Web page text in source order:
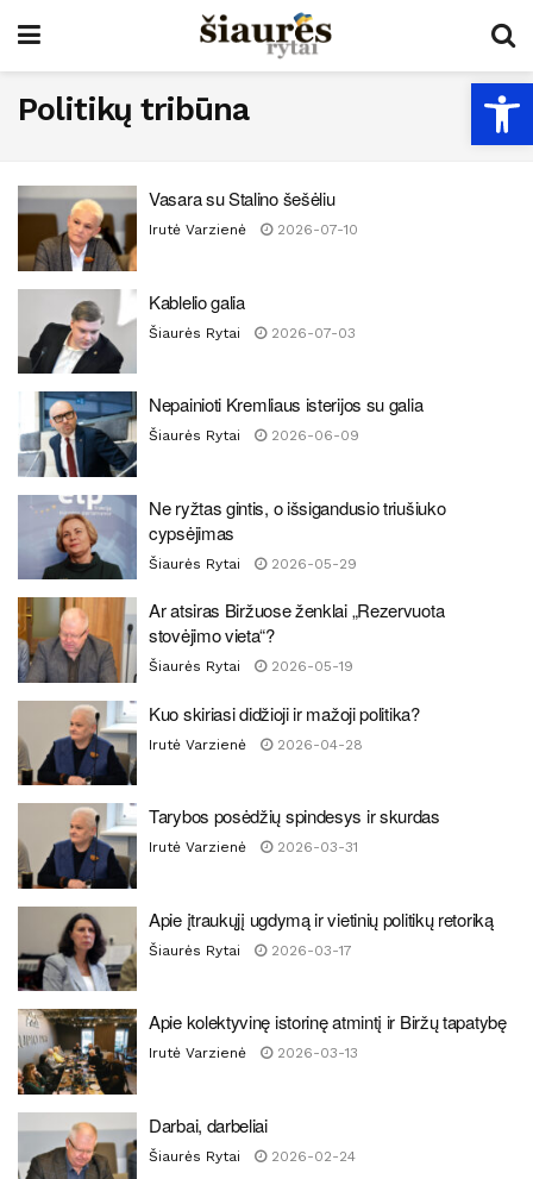
Politikų tribūna
Vasara su Stalino šešėliu
Irutė Varzienė 2026-07-10
Kablelio galia
Šiaurės Rytai 2026-07-03
Nepainioti Kremliaus isterijos su galia
Šiaurės Rytai 2026-06-09
Ne ryžtas gintis, o išsigandusio triušiuko
cypsėjimas
Šiaurės Rytai 2026-05-29
Ar atsiras Biržuose ženklai „Rezervuota
stovėjimo vieta“?
Šiaurės Rytai 2026-05-19
Kuo skiriasi didžioji ir mažoji politika?
Irutė Varzienė 2026-04-28
Tarybos posėdžių spindesys ir skurdas
Irutė Varzienė 2026-03-31
Apie įtraukųjį ugdymą ir vietinių politikų retoriką
Šiaurės Rytai 2026-03-17
Apie kolektyvinę istorinę atmintį ir Biržų tapatybę
Irutė Varzienė 2026-03-13
Darbai, darbeliai
Šiaurės Rytai 2026-02-24